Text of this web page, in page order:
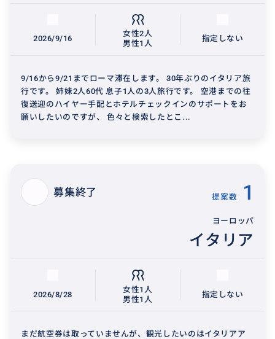
2026/9/16
女性2人
男性1人
指定しない
9/16から9/21までローマ滞在します。 30年ぶりのイタリア旅
行です。 姉妹2人60代 息子1人の3人旅行です。 空港までの往
復送迎のハイヤー手配とホテルチェックインのサポートをお
願いしたいのですが、 色々と検索したとこ...
募集終了 提案数 1
ヨーロッパ
イタリア
2026/8/28
女性1人
男性1人
指定しない
まだ航空券は取っていませんが、観光したいのはイタリアア